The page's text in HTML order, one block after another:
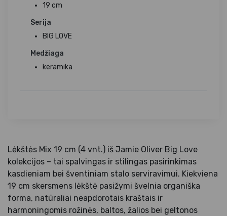
19 cm
Serija
BIG LOVE
Medžiaga
keramika
Lėkštės Mix 19 cm (4 vnt.) iš Jamie Oliver Big Love
kolekcijos – tai spalvingas ir stilingas pasirinkimas
kasdieniam bei šventiniam stalo serviravimui. Kiekviena
19 cm skersmens lėkštė pasižymi švelnia organiška
forma, natūraliai neapdorotais kraštais ir
harmoningomis rožinės, baltos, žalios bei geltonos